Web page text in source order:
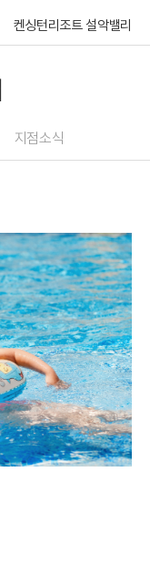
켄싱턴리조트 설악밸리
지점소식